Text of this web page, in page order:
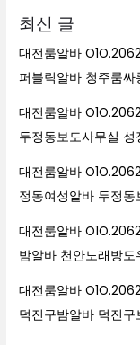
최신 글
대전룸알바
퍼블릭알바 청주룸싸
대전룸알바
두정동보도사무실 성
대전룸알바
정동여성알바 두정동
대전룸알바
밤알바 천안노래방도
대전룸알바
덕진구밤알바 덕진구